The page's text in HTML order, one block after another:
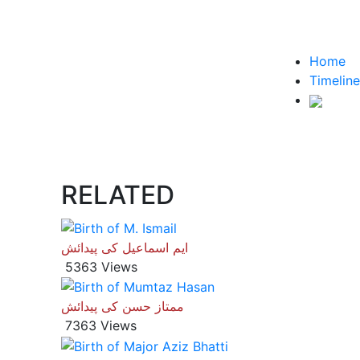
Home
Timeline
RELATED
ایم اسماعیل کی پیدائش
5363 Views
ممتاز حسن کی پیدائش
7363 Views